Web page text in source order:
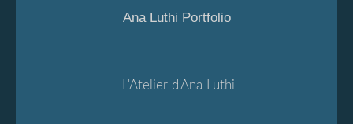
Ana Luthi Portfolio
L'Atelier d'Ana Luthi